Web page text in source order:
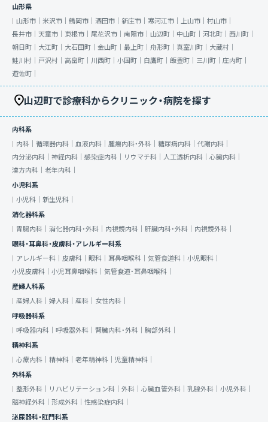
山形県
山形市｜ 米沢市｜ 鶴岡市｜ 酒田市｜ 新庄市｜ 寒河江市｜ 上山市｜ 村山市｜
長井市｜ 天童市｜ 東根市｜ 尾花沢市｜ 南陽市｜ 山辺町｜ 中山町｜ 河北町｜ 西川町｜
朝日町｜ 大江町｜ 大石田町｜ 金山町｜ 最上町｜ 舟形町｜ 真室川町｜ 大蔵村｜
鮭川村｜ 戸沢村｜ 高畠町｜ 川西町｜ 小国町｜ 白鷹町｜ 飯豊町｜ 三川町｜ 庄内町｜
遊佐町｜
山辺町で診療科からクリニック・病院を探す
内科系
内科｜ 循環器内科｜ 血液内科｜ 腫瘍内科・外科｜ 糖尿病内科｜ 代謝内科｜
内分泌内科｜ 神経内科｜ 感染症内科｜ リウマチ科｜ 人工透析内科｜ 心臓内科｜
漢方内科｜ 老年内科｜
小児科系
小児科｜ 新生児科｜
消化器科系
胃腸内科｜ 消化器内科・外科｜ 内視鏡内科｜ 肝臓内科・外科｜ 内視鏡外科｜
眼科・耳鼻科・皮膚科・アレルギー科系
アレルギー科｜ 皮膚科｜ 眼科｜ 耳鼻咽喉科｜ 気管食道科｜ 小児眼科｜
小児皮膚科｜ 小児耳鼻咽喉科｜ 気管食道・耳鼻咽喉科｜
産婦人科系
産婦人科｜ 婦人科｜ 産科｜ 女性内科｜
呼吸器科系
呼吸器内科｜ 呼吸器外科｜ 腎臓内科・外科｜ 胸部外科｜
精神科系
心療内科｜ 精神科｜ 老年精神科｜ 児童精神科｜
外科系
整形外科｜
リハビリテーション科｜ 外科｜ 心臓血管外科｜ 乳腺外科｜ 小児外科｜
脳神経外科｜ 形成外科｜ 性感染症内科｜
泌尿器科・肛門科系